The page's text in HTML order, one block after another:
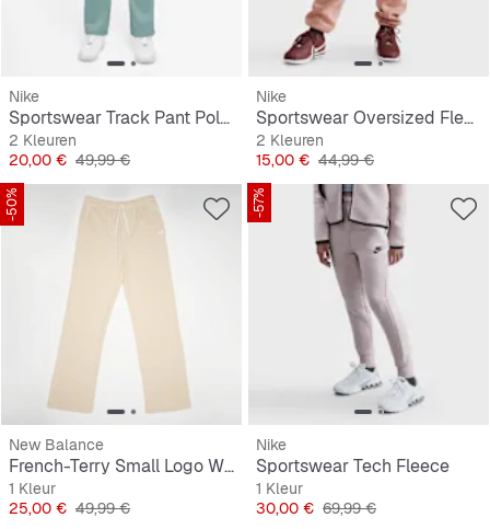
Nike
Sportswear Track Pant Poly Knit
2 Kleuren
Prijs
20,00 € Originele Prijs
49,99 €
Nike
Sportswear Oversized Fleece Pants
2 Kleuren
Prijs
15,00 € Originele Prijs
44,99 €
-50%
New Balance
French-Terry Small Logo Wide Leg Jogger
1 Kleur
Prijs
25,00 € Originele Prijs
49,99 €
-57%
Nike
Sportswear Tech Fleece
1 Kleur
Prijs
30,00 € Originele Prijs
69,99 €